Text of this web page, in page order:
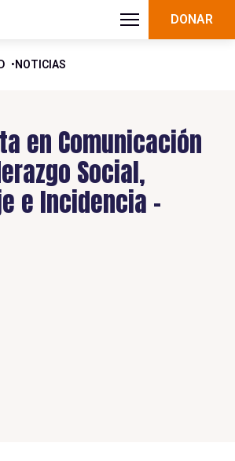
DONAR
NOTICIAS
en Comunicación
Social,
e Incidencia –